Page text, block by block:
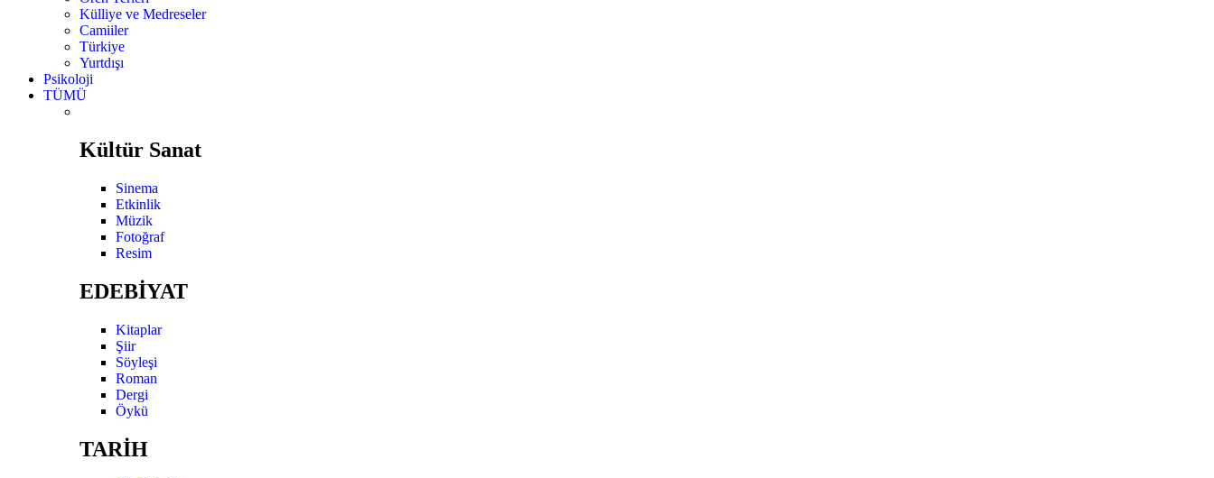
Külliye ve Medreseler
Camiiler
Türkiye
Yurtdışı
Psikoloji
TÜMÜ
Kültür Sanat
Sinema
Etkinlik
Müzik
Fotoğraf
Resim
EDEBİYAT
Kitaplar
Şiir
Söyleşi
Roman
Dergi
Öykü
TARİH